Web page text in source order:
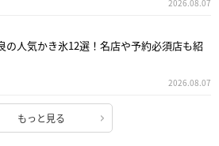
2026.08.07
の人気かき氷12選！名店や予約必須店も紹
2026.08.07
もっと見る